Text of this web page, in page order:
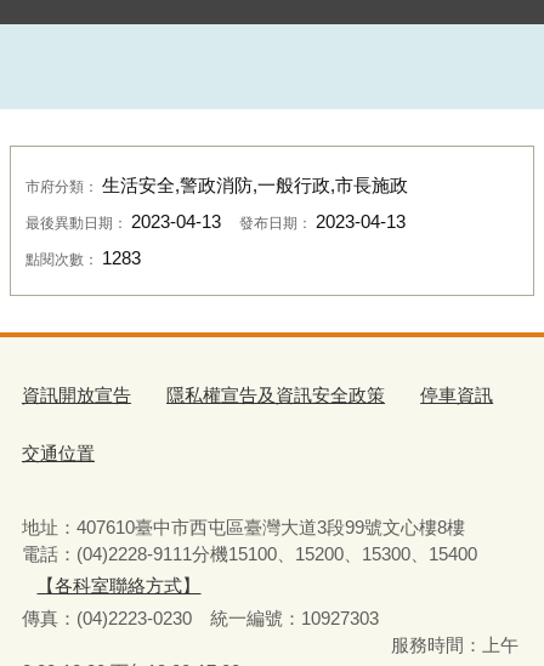
市府分類： 生活安全,警政消防,一般行政,市長施政
最後異動日期： 2023-04-13 發布日期： 2023-04-13
點閱次數： 1283
資訊開放宣告 隱私權宣告及資訊安全政策 停車資訊
交通位置
地址：407610臺中市西屯區臺灣大道3段99號文心樓8樓
電話：(04)2228-9111分機15100、15200、15300、15400
【各科室聯絡方式】
傳真：(04)2223-0230 統一編號 ： 10927303
服務時間：上午